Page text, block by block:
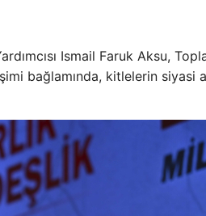
Ismail Faruk Aksu,
bağlamında, kitlelerin siyasi